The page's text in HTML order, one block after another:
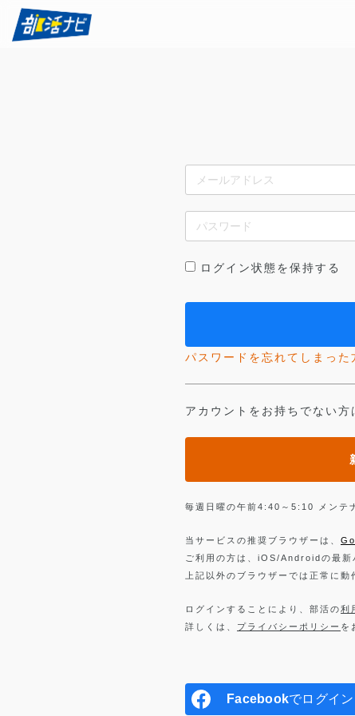
ログイン状態を保持する
パスワードを忘れてしまった
アカウントをお持ちでない方
毎週日曜の午前4:40～5:10 メンテ
当サービスの推奨ブラウザーは、
ご利用の方は、iOS/Androidの最新
上記以外のブラウザーでは正常に
ログインすることにより、部活の利
詳しくは、 プライバシーポリシー を
Facebookでログイン